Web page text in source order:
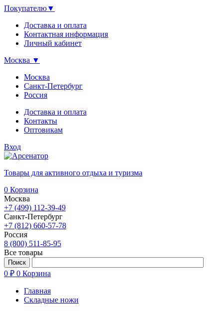
Покупателю▼
Доставка и оплата
Контактная информация
Личный кабинет
Москва ▼
Москва
Санкт-Петербург
Россия
Доставка и оплата
Контакты
Оптовикам
Вход
Товары для активного отдыха и туризма
0 Корзина
Москва
+7 (499) 112-39-49
Санкт-Петербург
+7 (812) 660-57-78
Россия
8 (800) 511-85-95
Все товары
0 ₽ 0 Корзина
Главная
Складные ножи